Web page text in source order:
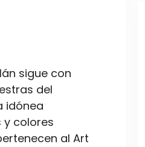
sigue con
del
idónea
y colores
al Art